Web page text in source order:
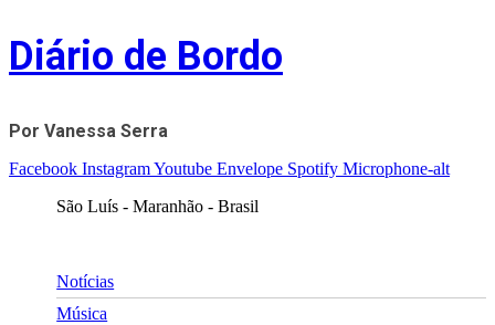
Skip
to
content
Diário de Bordo
Por Vanessa Serra
Facebook InstagramYoutube Envelope Spotify Microphone-alt
São Luís - Maranhão - Brasil
Notícias
Música